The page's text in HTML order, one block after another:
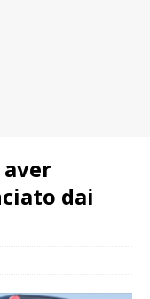
aver
dai